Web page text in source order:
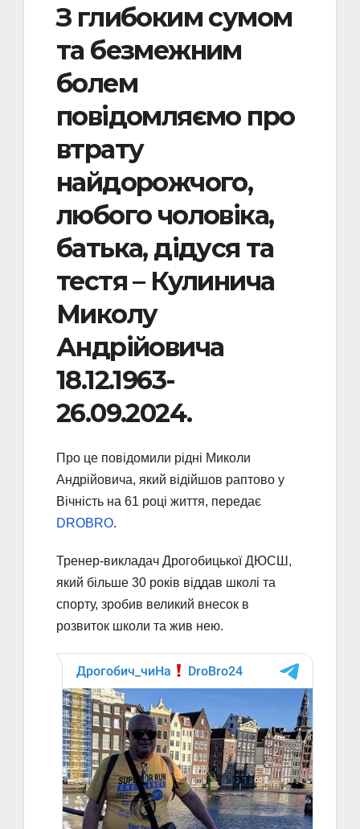
З глибоким сумом
та безмежним
болем
повідомляємо про
втрату
найдорожчого,
любого чоловіка,
батька, дідуся та
тестя – Кулинича
Миколу
Андрійовича
18.12.1963-
26.09.2024.
Про це повідомили рідні Миколи
Андрійовича, який відійшов раптово у
Вічність на 61 році життя, передає
DROBRO.
Тренер-викладач Дрогобицької ДЮСШ,
який більше 30 років віддав школі та
спорту, зробив великий внесок в
розвиток школи та жив нею.